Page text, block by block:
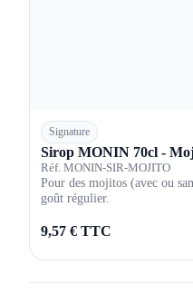
Signature
Sirop MONIN 70cl -
Réf. MONIN-SIR-MOJITO
Pour des mojitos (avec ou
goût régulier.
9,57 € TTC